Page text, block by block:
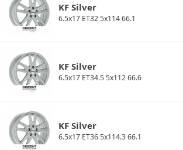
KF Silver
6.5x17 ET32 5x114 66.1
KF Silver
6.5x17 ET34.5 5x112 66.6
KF Silver
6.5x17 ET36 5x114.3 66.1